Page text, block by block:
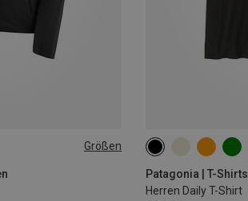
Größen
Patagonia | T-Shirts
Herren Daily T-Shirt
S L XL